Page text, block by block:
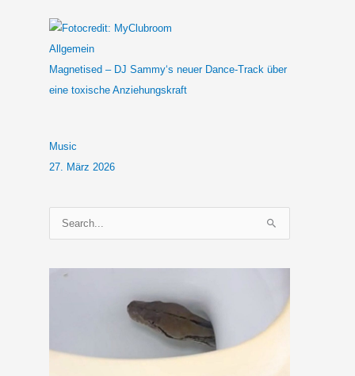
Allgemein
Magnetised – DJ Sammy‘s neuer Dance-Track über
eine toxische Anziehungskraft
Music
27. März 2026
u